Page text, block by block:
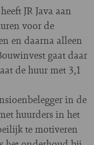
JR Java aan
voor de
en daarna alleen
gaat daar
de huur met 3,1
in de
huurders in het
te motiveren